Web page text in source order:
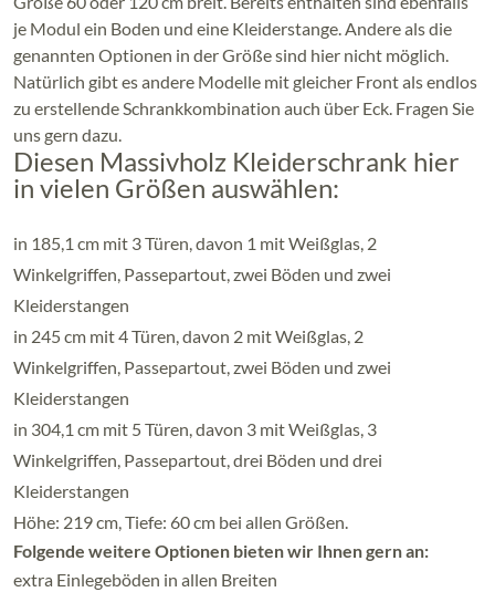
je Modul ein Boden und eine Kleiderstange. Andere als die
genannten Optionen in der Größe sind hier nicht möglich.
Natürlich gibt es andere Modelle mit gleicher Front als endlos
zu erstellende Schrankkombination auch über Eck. Fragen Sie
uns gern dazu.
Diesen Massivholz Kleiderschrank hier
in vielen Größen auswählen:
in 185,1 cm mit 3 Türen, davon 1 mit Weißglas, 2
Winkelgriffen, Passepartout, zwei Böden und zwei
Kleiderstangen
in 245 cm mit 4 Türen, davon 2 mit Weißglas, 2
Winkelgriffen, Passepartout, zwei Böden und zwei
Kleiderstangen
in 304,1 cm mit 5 Türen, davon 3 mit Weißglas, 3
Winkelgriffen, Passepartout, drei Böden und drei
Kleiderstangen
Höhe: 219 cm, Tiefe: 60 cm bei allen Größen.
Folgende weitere Optionen bieten wir Ihnen gern an:
extra Einlegeböden in allen Breiten